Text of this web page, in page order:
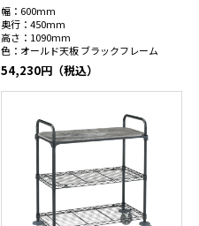
幅： 600mm
奥行： 450mm
高さ： 1090mm
色： オールド天板 ブラックフレーム
54,230円（税込）